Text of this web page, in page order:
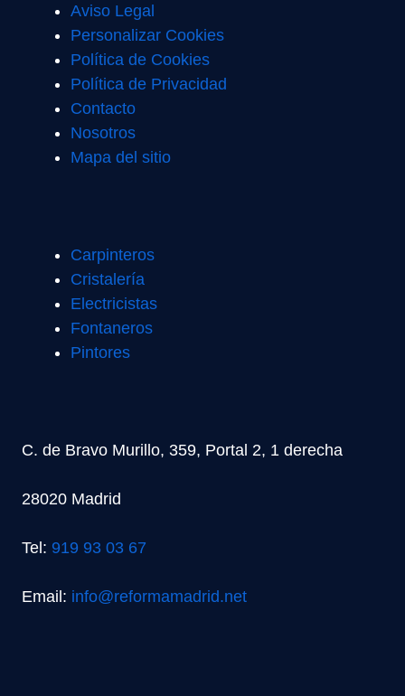
Aviso Legal
Personalizar Cookies
Política de Cookies
Política de Privacidad
Contacto
Nosotros
Mapa del sitio
Carpinteros
Cristalería
Electricistas
Fontaneros
Pintores
C. de Bravo Murillo, 359, Portal 2, 1 derecha
28020 Madrid
Tel: 919 93 03 67
Email: info@reformamadrid.net